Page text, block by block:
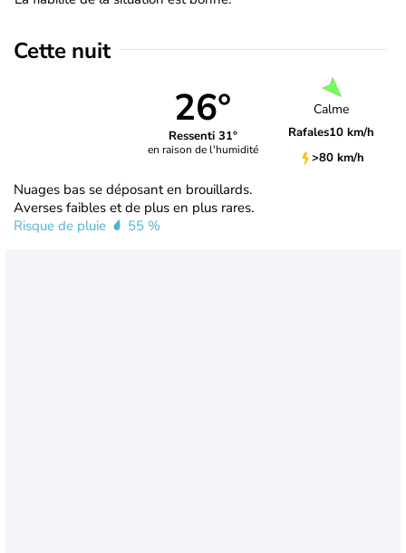
Cette nuit
26°
Ressenti 31°
en raison de l'humidité
Calme
Rafales10 km/h
>80 km/h
Nuages bas se déposant en brouillards.
Averses faibles et de plus en plus rares.
Risque de pluie
55 %